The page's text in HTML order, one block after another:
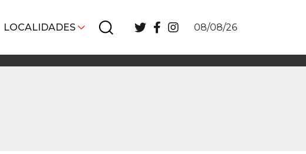
LOCALIDADES 08/08/26